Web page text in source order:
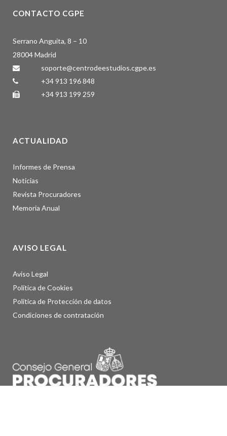
CONTACTO CGPE
Serrano Anguita, 8 – 10
28004 Madrid
soporte@centrodeestudios.cgpe.es
+34 913 196 848
+34 913 199 259
ACTUALIDAD
Informes de Prensa
Noticias
Revista Procuradores
Memoria Anual
AVISO LEGAL
Aviso Legal
Política de Cookies
Política de Protección de datos
Condiciones de contratación